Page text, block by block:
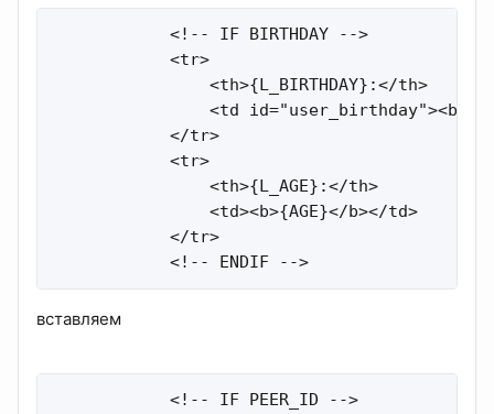
            <!-- IF BIRTHDAY -->
            <tr>
                <th>{L_BIRTHDAY}:</th>
<td id="user_birthday"><b
            </tr>
            <tr>
                <th>{L_AGE}:</th>
                <td><b>{AGE}</b></td>
            </tr>
            <!-- ENDIF -->
вставляем
            <!-- IF PEER_ID -->